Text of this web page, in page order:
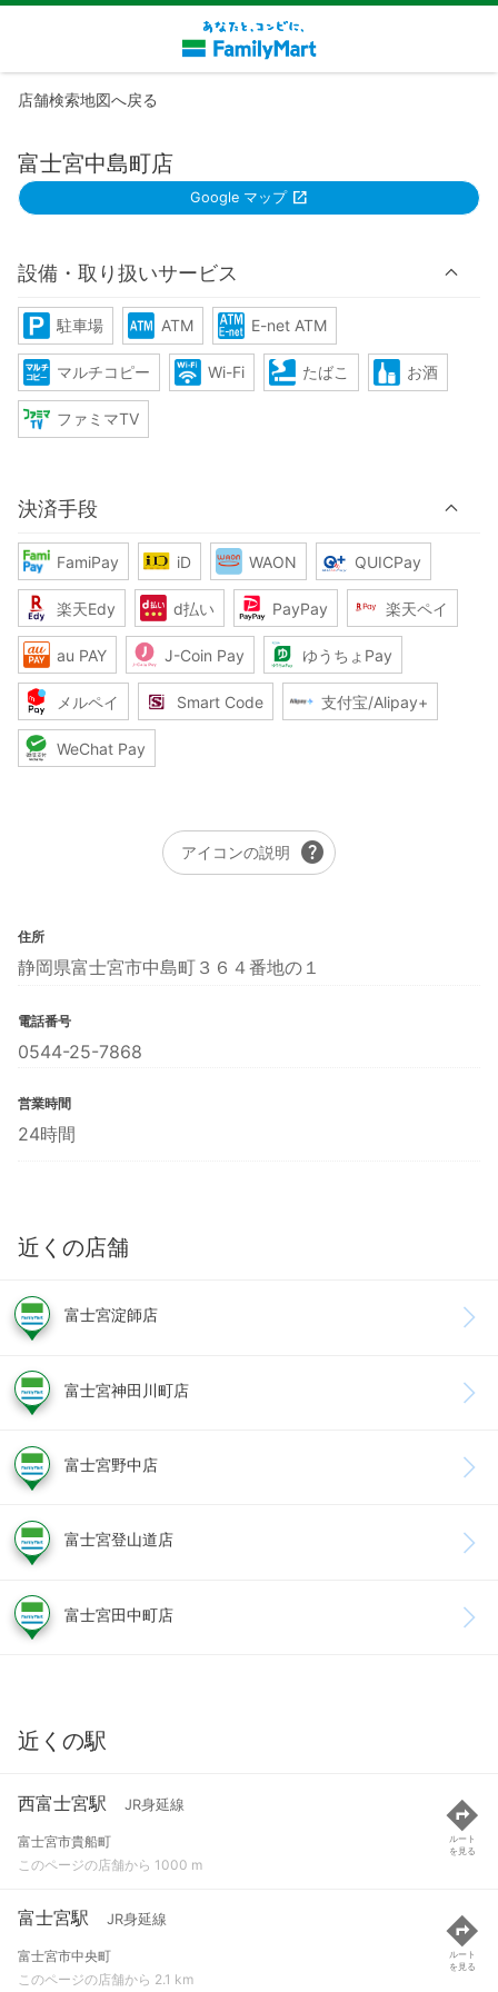
店舗検索地図へ戻る
富士宮中島町店
Google マップ
設備・取り扱いサービス
駐車場 ATM E-net ATM
マルチコピー Wi-Fi たばこ お酒
ファミマTV
決済手段
FamiPay iD WAON QUICPay
楽天Edy d払い PayPay 楽天ペイ
au PAY J-Coin Pay ゆうちょPay
メルペイ Smart Code 支付宝/Alipay+
WeChat Pay
アイコンの説明 help
住所
静岡県富士宮市中島町３６４番地の１
電話番号
0544-25-7868
営業時間
24時間
近くの店舗
富士宮淀師店
富士宮神田川町店
富士宮野中店
富士宮登山道店
富士宮田中町店
近くの駅
西富士宮駅 JR身延線
富士宮市貴船町
このページの店舗から 1000 m
ルート
を見る
富士宮駅 JR身延線
富士宮市中央町
このページの店舗から 2.1 km
ルート
を見る